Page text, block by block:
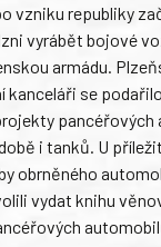
vzniku republiky
vyrábět bojové
armádu.
kanceláři se
pancéřových
i tanků. U
obrněného
vydat knihu